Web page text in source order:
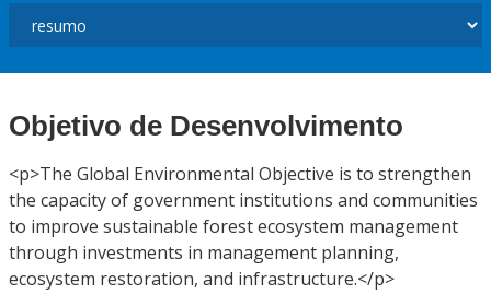
Objetivo de Desenvolvimento
<p>The Global Environmental Objective is to strengthen
the capacity of government institutions and communities
to improve sustainable forest ecosystem management
through investments in management planning,
ecosystem restoration, and infrastructure.</p>